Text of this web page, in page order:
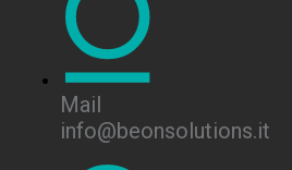
Mail
info@beonsolutions.it